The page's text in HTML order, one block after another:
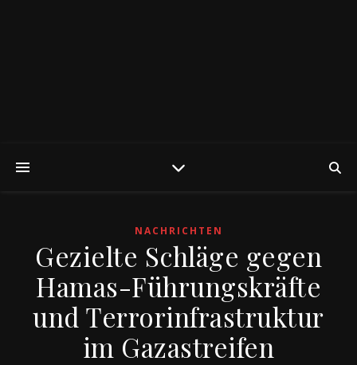
NACHRICHTEN
Gezielte Schläge gegen
Hamas-Führungskräfte
und Terrorinfrastruktur
im Gazastreifen